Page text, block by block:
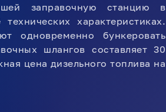
заправочную станцию в
характеристиках.
одновременно бункеровать
шлангов составляет 30
цена дизельного топлива на